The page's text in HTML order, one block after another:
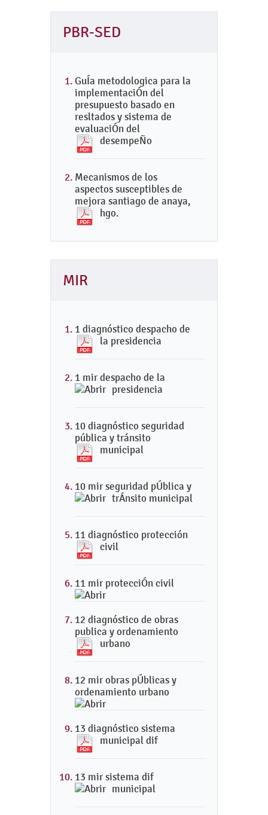
PBR-SED
GuÍa metodologica para la
implementaciÓn del
presupuesto basado en
resltados y sistema de
evaluaciÓn del
desempeÑo
Mecanismos de los
aspectos susceptibles de
mejora santiago de anaya,
hgo.
MIR
1 diagnóstico despacho de
la presidencia
1 mir despacho de la
presidencia
10 diagnóstico seguridad
pública y tránsito
municipal
10 mir seguridad pÚblica y
trÁnsito municipal
11 diagnóstico protección
civil
11 mir protecciÓn civil
12 diagnóstico de obras
publica y ordenamiento
urbano
12 mir obras pÚblicas y
ordenamiento urbano
13 diagnóstico sistema
municipal dif
13 mir sistema dif
municipal